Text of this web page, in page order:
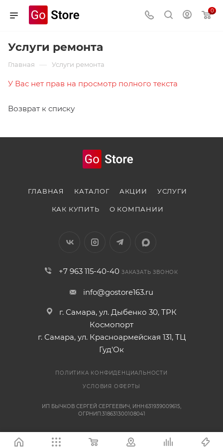
0
Услуги ремонта
Главная — Услуги ремонта
У Вас нет прав на просмотр полного текста
Возврат к списку
ГЛАВНАЯ КАТАЛОГ АКЦИИ УСЛУГИ
КАК КУПИТЬ О КОМПАНИИ
+7 963 115-40-40 ЗАКАЗАТЬ ЗВОНОК
info@gostore163.ru
г. Самара, ул. Дыбенко 30, ТРК
Космопорт
г. Самара, ул. Красноармейская 131, ТЦ
Гуд'Ок
ПОЛИТИКА КОНФИДЕНЦИАЛЬНОСТИ
УСЛОВИЯ ОФЕРТЫ
ИП БЫЧКОВ СЕРГЕЙ СЕРГЕЕВИЧ, ИНН:631939009615,
ОГРНИП:318631300108041